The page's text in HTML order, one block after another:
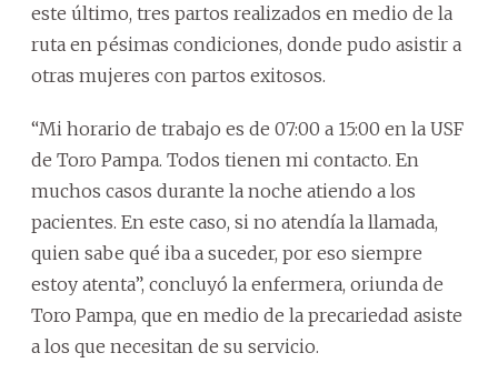
este último, tres partos realizados en medio de la
ruta en pésimas condiciones, donde pudo asistir a
otras mujeres con partos exitosos.
“Mi horario de trabajo es de 07:00 a 15:00 en la USF
de Toro Pampa. Todos tienen mi contacto. En
muchos casos durante la noche atiendo a los
pacientes. En este caso, si no atendía la llamada,
quien sabe qué iba a suceder, por eso siempre
estoy atenta”, concluyó la enfermera, oriunda de
Toro Pampa, que en medio de la precariedad asiste
a los que necesitan de su servicio.